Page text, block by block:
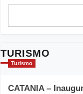
TURISMO
Turismo
CATANIA –